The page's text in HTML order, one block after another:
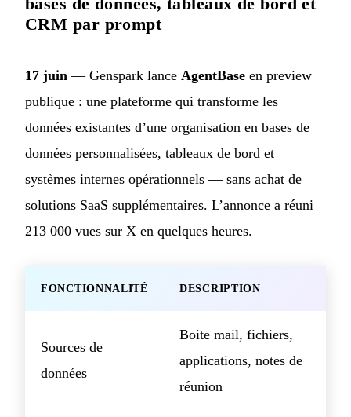
CRM par prompt
17 juin — Genspark lance AgentBase en preview
publique : une plateforme qui transforme les
données existantes d’une organisation en bases de
données personnalisées, tableaux de bord et
systèmes internes opérationnels — sans achat de
solutions SaaS supplémentaires. L’annonce a réuni
213 000 vues sur X en quelques heures.
FONCTIONNALITÉ DESCRIPTION
Sources de
données
Boite mail, fichiers,
applications, notes de
réunion